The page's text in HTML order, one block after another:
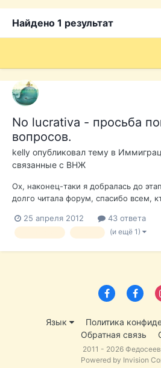
Найдено 1 результат
No lucrativa - просьба
вопросов.
kelly опубликовал тему в
связанные с ВНЖ
Ох, наконец-таки я добралась до
долго читала форум, спасибо всем,
комментариях. Теперь по сути дела.
претендовать на no lucrativa я и муж
25 апреля 2012 43 ответа
(и ещё 1)
Язык
Политика
Обратная связь
2011 - 2026
Powered by Invision